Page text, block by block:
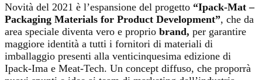
Novità del 2021 è l’espansione del progetto “Ipack-Mat –
Packaging Materials for Product Development”, che da
area speciale diventa vero e proprio brand, per garantire
maggiore identità a tutti i fornitori di materiali di
imballaggio presenti alla venticinquesima edizione di
Ipack-Ima e Meat-Tech. Un concept diffuso, che proporrà